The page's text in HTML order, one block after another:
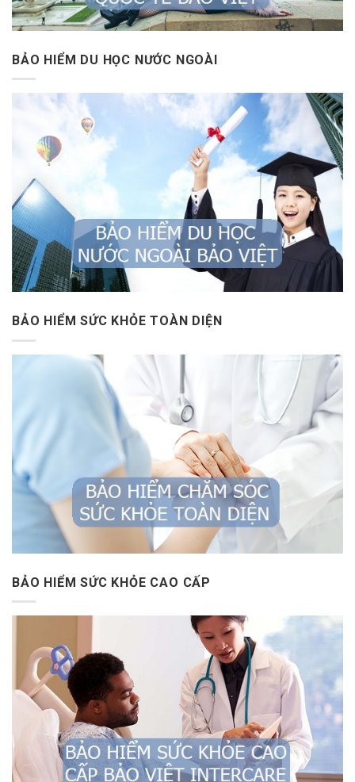
BẢO HIỂM DU HỌC NƯỚC NGOÀI
BẢO HIỂM SỨC KHỎE TOÀN DIỆN
BẢO HIỂM SỨC KHỎE CAO CẤP